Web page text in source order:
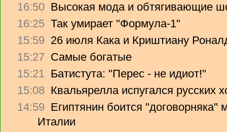
16:50 Высокая мода и обтягивающие
16:25 Так умирает "Формула-1"
15:59 26 июля Кака и Криштиану
15:27 Самые богатые
15:21 Батистута: "Перес - не идиот!"
15:08 Квальярелла испугался русских
14:59 Египтянин боится
Италии